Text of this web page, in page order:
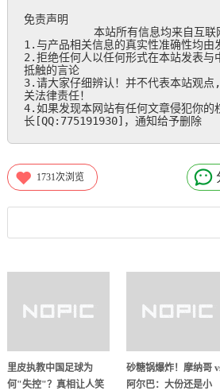
免责声明
本站所有信息均来自互联
1.与产品相关信息的真实性准确性均由
2.拒绝任何人以任何形式在本站发表与
抵触的言论
3.请大家仔细辨认！并不代表本站观点
关法律责任！
4.如果发现本网站有任何文章侵犯你的
长[QQ:775191930]，通知给予删除
1731次浏览
里皮执教中国足球为
何"失控"？真相让人笑
砂糖锅爆炸！摩纳哥
阿尔巴：大份还是小